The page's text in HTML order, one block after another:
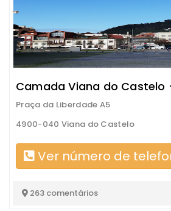
Camada Viana do Castelo
Praça da Liberdade A5
4900-040 Viana do Castelo
Ver número de
263 comentários